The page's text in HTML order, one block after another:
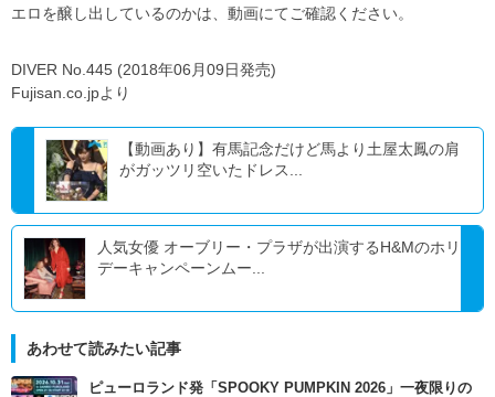
エロを醸し出しているのかは、動画にてご確認ください。
DIVER No.445 (2018年06月09日発売)
Fujisan.co.jpより
【動画あり】有馬記念だけど馬より土屋太鳳の肩
がガッツリ空いたドレス...
人気女優 オーブリー・プラザが出演するH&Mのホリ
デーキャンペーンムー...
あわせて読みたい記事
ピューロランド発「SPOOKY PUMPKIN 2026」一夜限りの